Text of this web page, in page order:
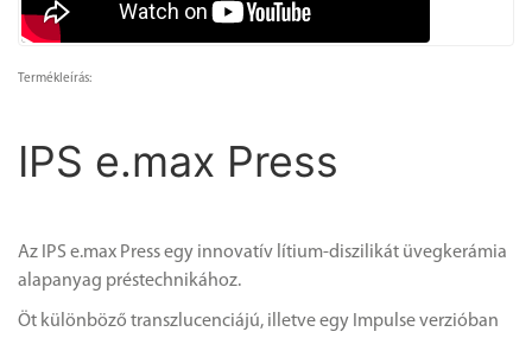
Termékleírás:
IPS e.max Press
Az IPS e.max Press egy innovatív lítium-diszilikát üvegkerámia
alapanyag préstechnikához.
Öt különböző transzlucenciájú, illetve egy Impulse verzióban